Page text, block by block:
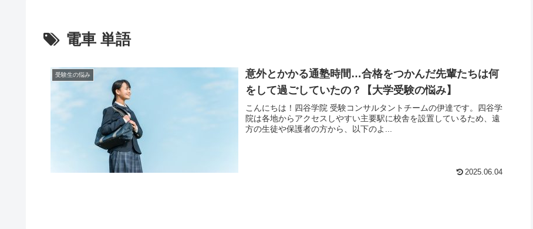
電車 単語
受験生の悩み
意外とかかる通塾時間…合格をつかんだ先輩たちは何
をして過ごしていたの？【大学受験の悩み】
こんにちは！四谷学院 受験コンサルタントチームの伊達です。四谷学
院は各地からアクセスしやすい主要駅に校舎を設置しているため、遠
方の生徒や保護者の方から、以下のよ...
2025.06.04